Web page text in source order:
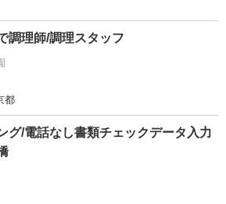
調理師/調理スタッフ
都
グ/電話なし書類チェックデータ入力